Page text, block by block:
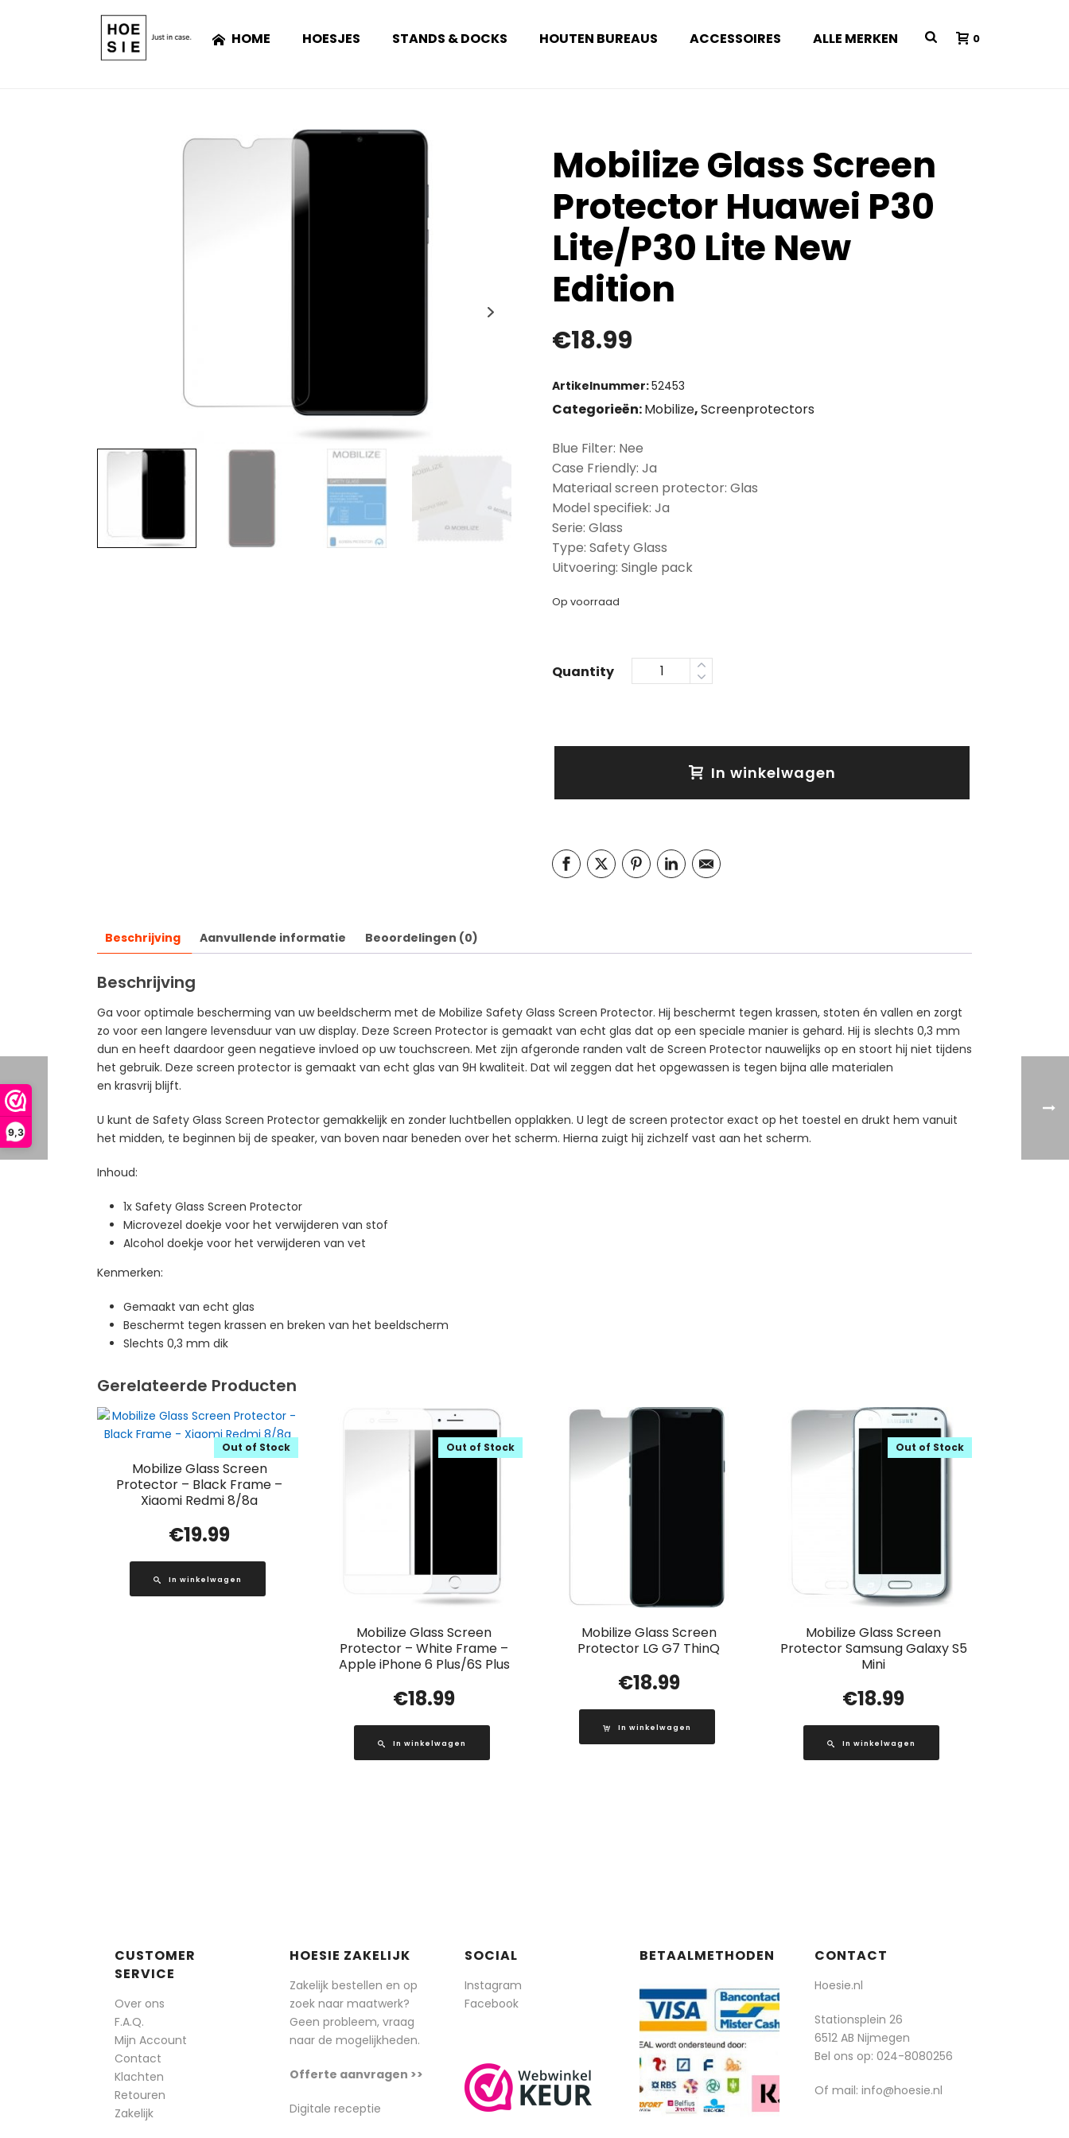
9,3
HOME HOESJES STANDS & DOCKS HOUTEN BUREAUS ACCESSOIRES ALLE MERKEN 0
Mobilize Glass Screen
Protector Huawei P30
Lite/P30 Lite New
Edition
€18.99
Artikelnummer:52453
Categorieën:Mobilize,Screenprotectors
Blue Filter: Nee
Case Friendly: Ja
Materiaal screen protector: Glas
Model specifiek: Ja
Serie: Glass
Type: Safety Glass
Uitvoering: Single pack
Op voorraad
Quantity
In winkelwagen
Beschrijving Aanvullende informatie Beoordelingen (0)
Beschrijving
Ga voor optimale bescherming van uw beeldscherm met de Mobilize Safety Glass Screen Protector. Hij beschermt tegen krassen, stoten én vallen en zorgt
zo voor een langere levensduur van uw display. Deze Screen Protector is gemaakt van echt glas dat op een speciale manier is gehard. Hij is slechts 0,3 mm
dun en heeft daardoor geen negatieve invloed op uw touchscreen. Met zijn afgeronde randen valt de Screen Protector nauwelijks op en stoort hij niet tijdens
het gebruik. Deze screen protector is gemaakt van echt glas van 9H kwaliteit. Dat wil zeggen dat het opgewassen is tegen bijna alle materialen
en krasvrij blijft.
U kunt de Safety Glass Screen Protector gemakkelijk en zonder luchtbellen opplakken. U legt de screen protector exact op het toestel en drukt hem vanuit
het midden, te beginnen bij de speaker, van boven naar beneden over het scherm. Hierna zuigt hij zichzelf vast aan het scherm.
Inhoud:
1x Safety Glass Screen Protector
Microvezel doekje voor het verwijderen van stof
Alcohol doekje voor het verwijderen van vet
Kenmerken:
Gemaakt van echt glas
Beschermt tegen krassen en breken van het beeldscherm
Slechts 0,3 mm dik
Gerelateerde Producten
Mobilize Glass Screen
Protector – Black Frame –
Xiaomi Redmi 8/8a
Out of Stock
€19.99
In winkelwagen
Mobilize Glass Screen
Protector – White Frame –
Apple iPhone 6 Plus/6S Plus
Out of Stock
€18.99
In winkelwagen
Mobilize Glass Screen
Protector LG G7 ThinQ
€18.99
In winkelwagen
Mobilize Glass Screen
Protector Samsung Galaxy S5
Mini
Out of Stock
€18.99
In winkelwagen
CUSTOMER
SERVICE
Over ons
F.A.Q.
Mijn Account
Contact
Klachten
Retouren
Zakelijk
HOESIE ZAKELIJK
Zakelijk bestellen en op
zoek naar maatwerk?
Geen probleem, vraag
naar de mogelijkheden.
Offerte aanvragen >>
Digitale receptie
SOCIAL
Instagram
Facebook
BETAALMETHODEN CONTACT
Hoesie.nl
Stationsplein 26
6512 AB Nijmegen
Bel ons op: 024-8080256
Of mail: info@hoesie.nl